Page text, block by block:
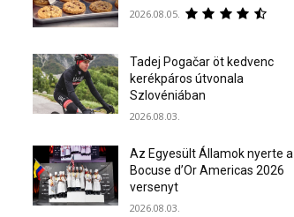
2026.08.05.
Tadej Pogačar öt kedvenc
kerékpáros útvonala
Szlovéniában
2026.08.03.
Az Egyesült Államok nyerte a
Bocuse d’Or Americas 2026
versenyt
2026.08.03.